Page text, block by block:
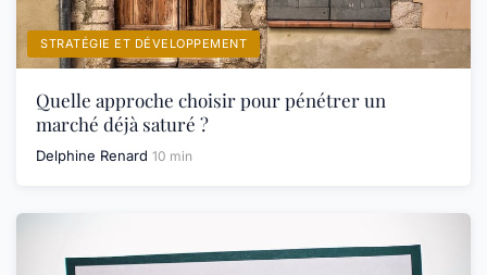
STRATÉGIE ET DÉVELOPPEMENT
Quelle approche choisir pour pénétrer un
marché déjà saturé ?
Delphine Renard 10 min